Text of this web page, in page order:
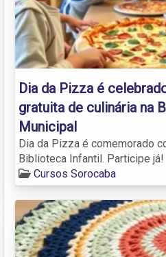
Dia da Pizza é
gratuita de culinária na
Municipal
Dia da Pizza é comemorado
Biblioteca Infantil. Participe já!
Cursos Sorocaba